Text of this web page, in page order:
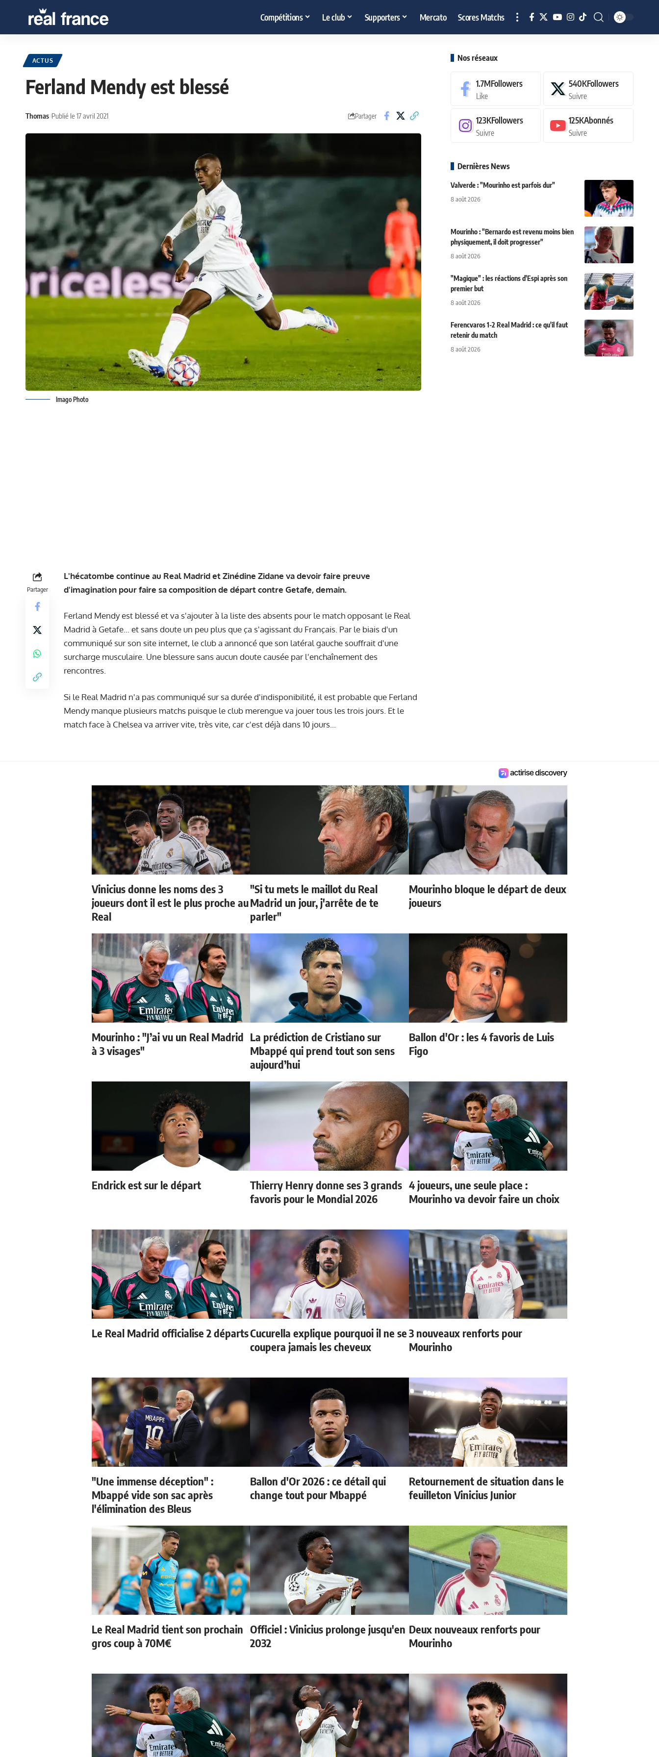
Compétitions Le club Supporters Mercato Scores Matchs
ACTUS
Ferland Mendy est blessé
Thomas Publié le 17 avril 2021 Partager
Imago Photo
Partager
L'hécatombe continue au Real Madrid et Zinédine Zidane va devoir faire preuve
d'imagination pour faire sa composition de départ contre Getafe, demain.
Ferland Mendy est blessé et va s'ajouter à la liste des absents pour le match opposant le Real
Madrid à Getafe... et sans doute un peu plus que ça s'agissant du Français. Par le biais d'un
communiqué sur son site internet, le club a annoncé que son latéral gauche souffrait d'une
surcharge musculaire. Une blessure sans aucun doute causée par l'enchaînement des
rencontres.
Si le Real Madrid n'a pas communiqué sur sa durée d'indisponibilité, il est probable que Ferland
Mendy manque plusieurs matchs puisque le club merengue va jouer tous les trois jours. Et le
match face à Chelsea va arriver vite, très vite, car c'est déjà dans 10 jours...
Nos réseaux
1.7MFollowers
Like
540KFollowers
Suivre
123KFollowers
Suivre
125KAbonnés
Suivre
Dernières News
Valverde : "Mourinho est parfois dur"
8 août 2026
Mourinho : "Bernardo est revenu moins bien
physiquement, il doit progresser"
8 août 2026
"Magique" : les réactions d'Espi après son
premier but
8 août 2026
Ferencvaros 1-2 Real Madrid : ce qu'il faut
retenir du match
8 août 2026
Vinicius donne les noms des 3
joueurs dont il est le plus proche au
Real
"Si tu mets le maillot du Real
Madrid un jour, j'arrête de te
parler"
Mourinho bloque le départ de deux
joueurs
Mourinho : "J’ai vu un Real Madrid
à 3 visages"
La prédiction de Cristiano sur
Mbappé qui prend tout son sens
aujourd’hui
Ballon d'Or : les 4 favoris de Luis
Figo
Endrick est sur le départ
Thierry Henry donne ses 3 grands
favoris pour le Mondial 2026
4 joueurs, une seule place :
Mourinho va devoir faire un choix
Le Real Madrid officialise 2 départsCucurella explique pourquoi il ne se
coupera jamais les cheveux
3 nouveaux renforts pour
Mourinho
"Une immense déception" :
Mbappé vide son sac après
l'élimination des Bleus
Ballon d'Or 2026 : ce détail qui
change tout pour Mbappé
Retournement de situation dans le
feuilleton Vinicius Junior
Le Real Madrid tient son prochain
gros coup à 70M€
Officiel : Vinicius prolonge jusqu'en
2032
Deux nouveaux renforts pour
Mourinho